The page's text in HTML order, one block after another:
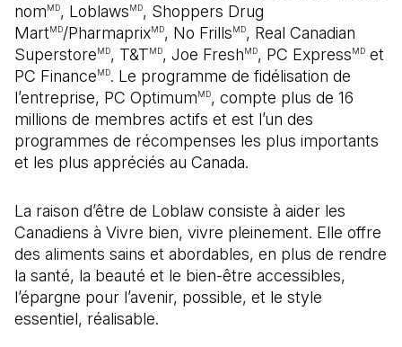
nomMD, LoblawsMD, Shoppers Drug
MartMD/PharmaprixMD, No FrillsMD, Real Canadian
SuperstoreMD, T&TMD, Joe FreshMD, PC ExpressMD et
PC FinanceMD. Le programme de fidélisation de
l’entreprise, PC OptimumMD, compte plus de 16
millions de membres actifs et est l’un des
programmes de récompenses les plus importants
et les plus appréciés au Canada.
La raison d’être de Loblaw consiste à aider les
Canadiens à Vivre bien, vivre pleinement. Elle offre
des aliments sains et abordables, en plus de rendre
la santé, la beauté et le bien-être accessibles,
l’épargne pour l’avenir, possible, et le style
essentiel, réalisable.